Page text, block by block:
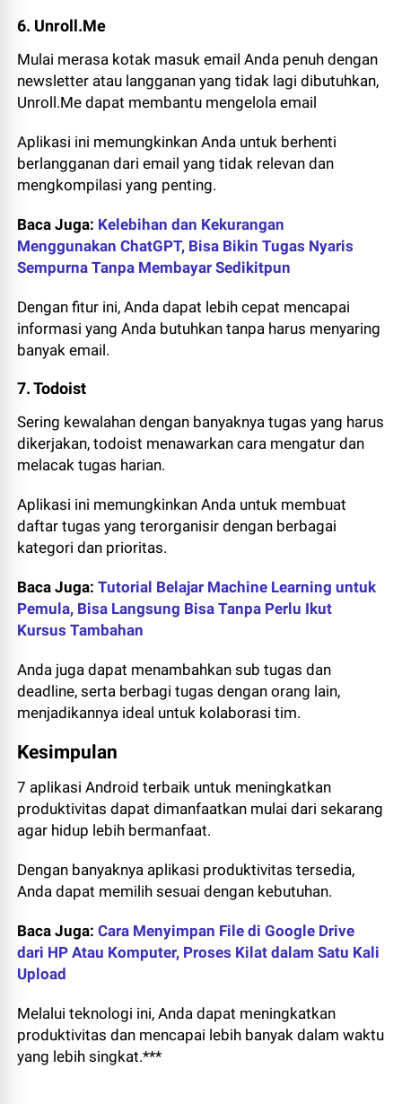
6. Unroll.Me
Mulai merasa kotak masuk email Anda penuh dengan
newsletter atau langganan yang tidak lagi dibutuhkan,
Unroll.Me dapat membantu mengelola email
Aplikasi ini memungkinkan Anda untuk berhenti
berlangganan dari email yang tidak relevan dan
mengkompilasi yang penting.
Baca Juga: Kelebihan dan Kekurangan
Menggunakan ChatGPT, Bisa Bikin Tugas Nyaris
Sempurna Tanpa Membayar Sedikitpun
Dengan fitur ini, Anda dapat lebih cepat mencapai
informasi yang Anda butuhkan tanpa harus menyaring
banyak email.
7. Todoist
Sering kewalahan dengan banyaknya tugas yang harus
dikerjakan, todoist menawarkan cara mengatur dan
melacak tugas harian.
Aplikasi ini memungkinkan Anda untuk membuat
daftar tugas yang terorganisir dengan berbagai
kategori dan prioritas.
Baca Juga:Tutorial Belajar Machine Learning untuk
Pemula, Bisa Langsung Bisa Tanpa Perlu Ikut
Kursus Tambahan
Anda juga dapat menambahkan sub tugas dan
deadline, serta berbagi tugas dengan orang lain,
menjadikannya ideal untuk kolaborasi tim.
Kesimpulan
7 aplikasi Android terbaik untuk meningkatkan
produktivitas dapat dimanfaatkan mulai dari sekarang
agar hidup lebih bermanfaat.
Dengan banyaknya aplikasi produktivitas tersedia,
Anda dapat memilih sesuai dengan kebutuhan.
Baca Juga:Cara Menyimpan File di Google Drive
dari HP Atau Komputer, Proses Kilat dalam Satu Kali
Upload
Melalui teknologi ini, Anda dapat meningkatkan
produktivitas dan mencapai lebih banyak dalam waktu
yang lebih singkat.***